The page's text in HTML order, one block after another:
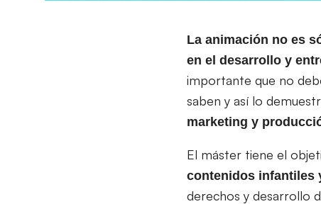
La animación no es
en el desarrollo y
importante que no
saben y así lo
marketing y
El máster tiene el
contenidos infantiles
derechos y desarrollo